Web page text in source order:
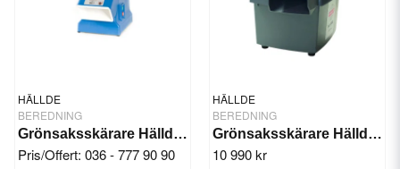
HÄLLDE
BEREDNING
Grönsaksskärare Hällde RG-7
Pris/Offert: 036 - 777 90 90
HÄLLDE
BEREDNING
Grönsaksskärare Hällde RG-50S
10 990 kr